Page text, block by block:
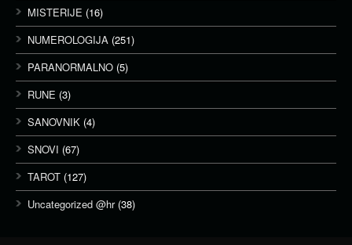
MISTERIJE (16)
NUMEROLOGIJA (251)
PARANORMALNO (5)
RUNE (3)
SANOVNIK (4)
SNOVI (67)
TAROT (127)
Uncategorized @hr(38)